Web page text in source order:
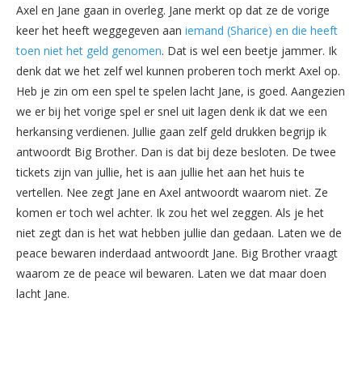
Axel en Jane gaan in overleg. Jane merkt op dat ze de vorige
keer het heeft weggegeven aan iemand (Sharice) en die heeft
toen niet het geld genomen. Dat is wel een beetje jammer. Ik
denk dat we het zelf wel kunnen proberen toch merkt Axel op.
Heb je zin om een spel te spelen lacht Jane, is goed. Aangezien
we er bij het vorige spel er snel uit lagen denk ik dat we een
herkansing verdienen. Jullie gaan zelf geld drukken begrijp ik
antwoordt Big Brother. Dan is dat bij deze besloten. De twee
tickets zijn van jullie, het is aan jullie het aan het huis te
vertellen. Nee zegt Jane en Axel antwoordt waarom niet. Ze
komen er toch wel achter. Ik zou het wel zeggen. Als je het
niet zegt dan is het wat hebben jullie dan gedaan. Laten we de
peace bewaren inderdaad antwoordt Jane. Big Brother vraagt
waarom ze de peace wil bewaren. Laten we dat maar doen
lacht Jane.